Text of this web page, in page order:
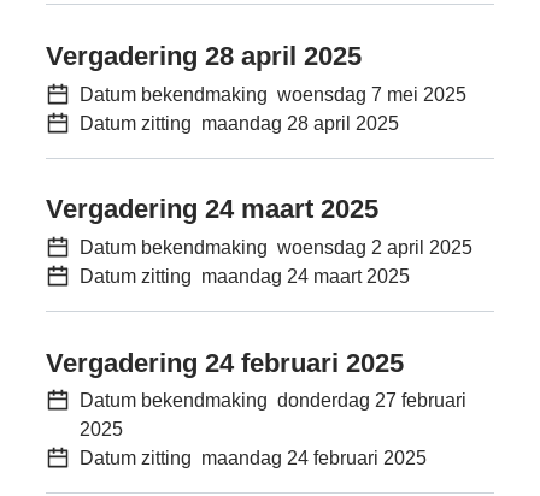
Vergadering 28 april 2025
Datum bekendmaking woensdag 7 mei 2025
Datum zitting maandag 28 april 2025
Vergadering 24 maart 2025
Datum bekendmaking woensdag 2 april 2025
Datum zitting maandag 24 maart 2025
Vergadering 24 februari 2025
Datum bekendmaking donderdag 27 februari
2025
Datum zitting maandag 24 februari 2025